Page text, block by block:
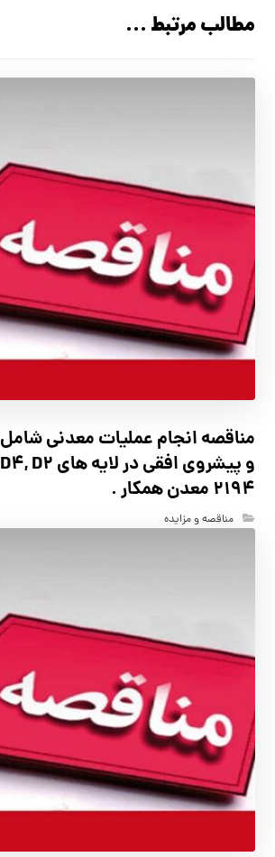
مطالب مرتبط ...
مناقصه انجام عملیات معدنی
2194 معدن همکار .
مناقصه و مزایده